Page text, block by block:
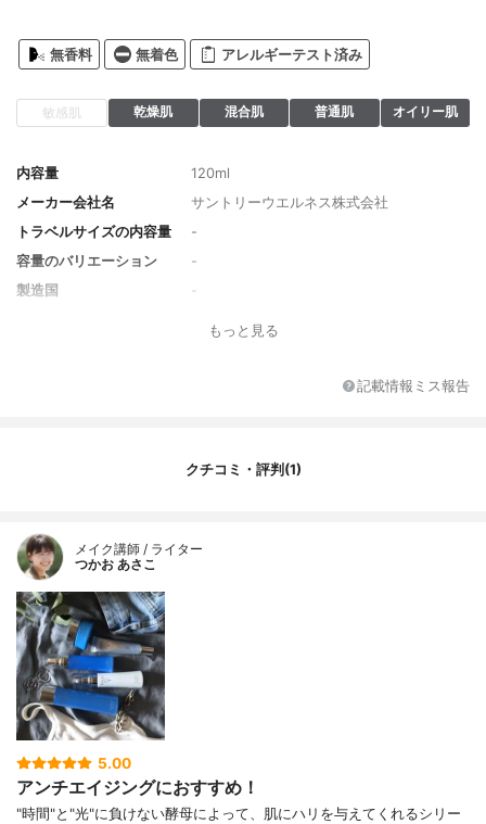
無香料 無着色 アレルギーテスト済み
敏感肌 乾燥肌 混合肌 普通肌 オイリー肌
内容量
120ml
メーカー会社名
サントリーウエルネス株式会社
トラベルサイズの内容量
-
容量のバリエーション
-
製造国
クラゲ多糖体、セイヨウトチノキ種子エキ
解酵母、サッカロミセスセレビシアエエキ
もっと見る
記載情報ミス報告
クチコミ・評判(1)
メイク講師 / ライター
つかお あさこ
5.00
アンチエイジングにおすすめ！
"時間"と"光"に負けない酵母によって、肌にハリを与えてくれるシリー